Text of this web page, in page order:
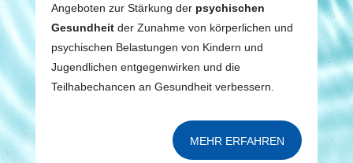
Angeboten zur Stärkung der psychischen
Gesundheitder Zunahme von körperlichen und
psychischen Belastungen von Kindern und
Jugendlichen entgegenwirken und die
Teilhabechancen an Gesundheit verbessern.
MEHR ERFAHREN